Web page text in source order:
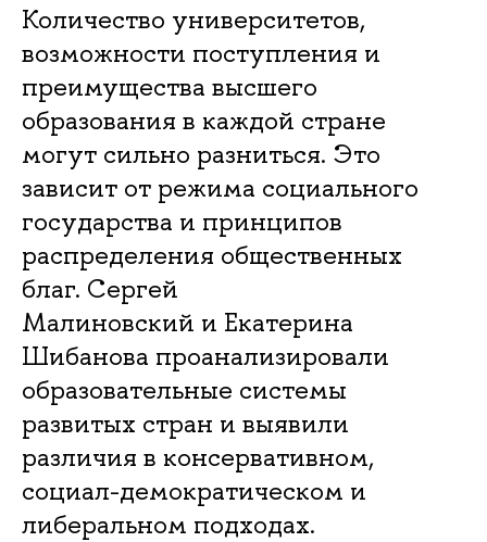
Количество университетов,
возможности поступления и
преимущества высшего
образования в каждой стране
могут сильно разниться. Это
зависит от режима социального
государства и принципов
распределения общественных
благ. Сергей
Малиновский и Екатерина
Шибанова проанализировали
образовательные системы
развитых стран и выявили
различия в консервативном,
социал-демократическом и
либеральном подходах.